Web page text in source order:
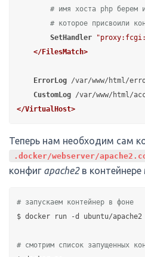
# имя хоста php берем
# которое присвоили
SetHandler
</FilesMatch>
ErrorLog /var/www/html/
CustomLog
</VirtualHost>
Теперь нам необходим сам
.docker/webserver/
конфиг apache2в
# запускаем контейнер в фоне
$ docker run -d ubuntu/apache2
# смотрим список запущенных